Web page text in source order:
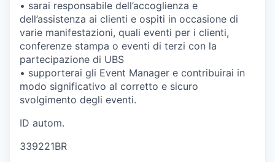
• sarai responsabile dell’accoglienza e
dell’assistenza ai clienti e ospiti in occasione di
varie manifestazioni, quali eventi per i clienti,
conferenze stampa o eventi di terzi con la
partecipazione di UBS
• supporterai gli Event Manager e contribuirai in
modo significativo al corretto e sicuro
svolgimento degli eventi.
ID autom.
339221BR